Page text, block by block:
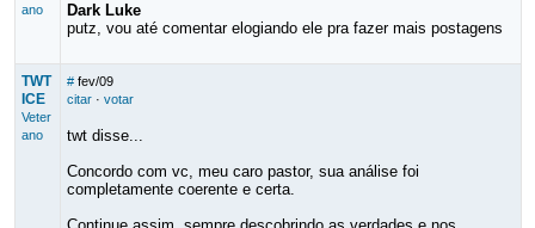
ano
Dark Luke
putz, vou até comentar elogiando ele pra fazer mais postagens
TWT
ICE
Veter
ano
# fev/09
citar· votar
twt disse...
Concordo com vc, meu caro pastor, sua análise foi
completamente coerente e certa.